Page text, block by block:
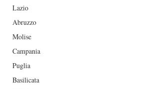
Lazio
Abruzzo
Molise
Campania
Puglia
Basilicata
espande: arriva al
Genova con un tocco